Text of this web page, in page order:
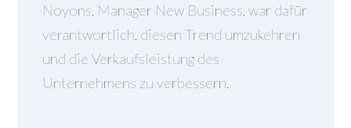
Noyons, Manager New Business, war dafür
verantwortlich, diesen Trend umzukehren
und die Verkaufsleistung des
Unternehmens zu verbessern.